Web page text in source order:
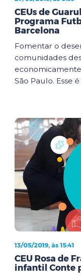
CEUs de
Programa
Barcelona
Fomentar o
comunidades
São Paulo. Esse
13/05/2019, às 15:41
CEU Rosa de
infantil Conte